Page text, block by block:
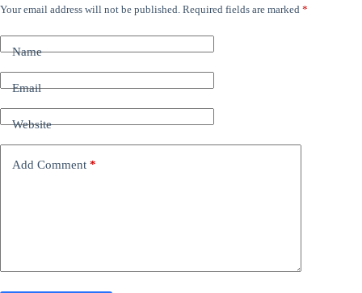
Your email address will not be published. Required fields are marked *
Name
Email
Website
Add Comment *